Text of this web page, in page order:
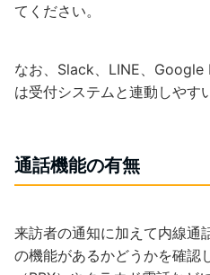
てください。
なお、Slack、LINE、
は受付システムと連動しやす
通話機能の有無
来訪者の通知に加えて内線通
の機能があるかどうかを確認